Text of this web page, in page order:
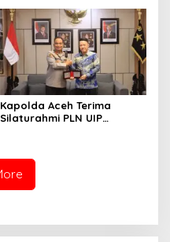
Kapolda Aceh Terima
Silaturahmi PLN UIP
Infrastruktur
Ketenagalistrikan